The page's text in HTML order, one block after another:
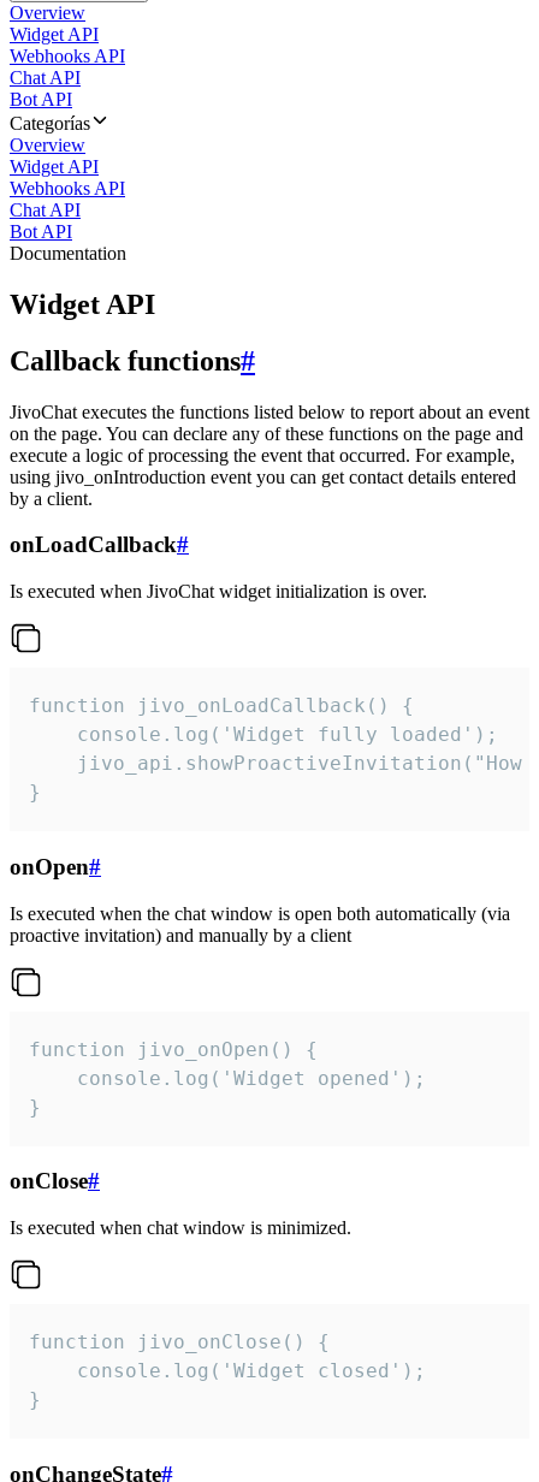
Overview
Widget API
Webhooks API
Chat API
Bot API
Categorías
Overview
Widget API
Webhooks API
Chat API
Bot API
Documentation
Widget API
Callback functions#
JivoChat executes the functions listed below to report about an event
on the page. You can declare any of these functions on the page and
execute a logic of processing the event that occurred. For example,
using jivo_onIntroduction event you can get contact details entered
by a client.
onLoadCallback#
Is executed when JivoChat widget initialization is over.
function jivo_onLoadCallback() {
    console.log('Widget fully loaded');
jivo_api.showProactiveInvitation("How
}
onOpen#
Is executed when the chat window is open both automatically (via
proactive invitation) and manually by a client
function jivo_onOpen() {
    console.log('Widget opened');
}
onClose#
Is executed when chat window is minimized.
function jivo_onClose() {
    console.log('Widget closed');
}
onChangeState#